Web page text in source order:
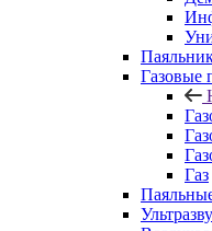
Газовые
Газ